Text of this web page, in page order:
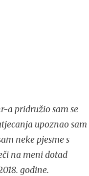
a pridružio sam se
upoznao sam
neke pjesme s
na meni dotad
godine.